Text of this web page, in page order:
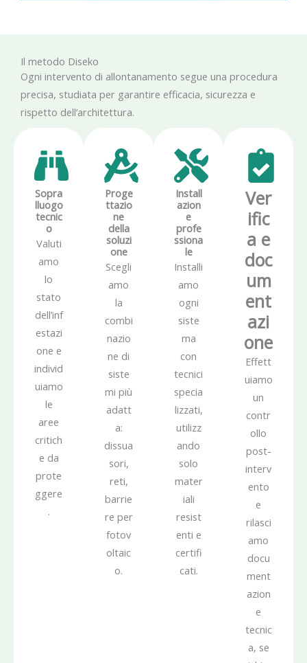
Il metodo Diseko
Ogni intervento di allontanamento segue una procedura
precisa, studiata per garantire efficacia, sicurezza e
rispetto dell’architettura.
Sopra
lluogo
tecnic
o
Valuti
amo
lo
stato
dell’inf
estazi
one e
individ
uiamo
le
aree
critich
e da
prote
ggere
.
Proge
ttazio
ne
della
soluzi
one
Scegli
amo
la
combi
nazio
ne di
siste
mi più
adatt
a:
dissua
sori,
reti,
barrie
re per
fotov
oltaic
o.
Install
azion
e
profe
ssiona
le
Installi
amo
ogni
siste
ma
con
tecnici
specia
lizzati,
utilizz
ando
solo
mater
iali
resist
enti e
certifi
cati.
Ver
ific
a e
doc
um
ent
azi
one
Effett
uiamo
un
contr
ollo
post-
interv
ento
e
rilasci
amo
docu
ment
azion
e
tecnic
a, se